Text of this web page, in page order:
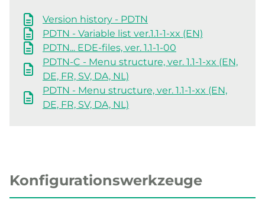
Version history - PDTN
PDTN - Variable list ver.1.1-1-xx (EN)
PDTN... EDE-files, ver. 1.1-1-00
PDTN-C - Menu structure, ver. 1.1-1-xx (EN,
DE, FR, SV, DA, NL)
PDTN - Menu structure, ver. 1.1-1-xx (EN,
DE, FR, SV, DA, NL)
Konfigurationswerkzeuge